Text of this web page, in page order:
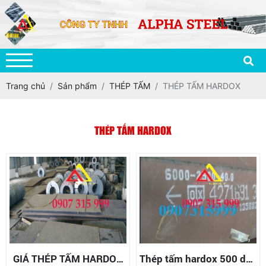
Trang chủ Sản phẩm THÉP TẤM THÉP TẤM HARDOX
THÉP TẤM HARDOX
GIÁ THÉP TẤM HARDOX
Thép tấm hardox 500 dày